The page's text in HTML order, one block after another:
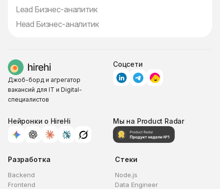
Lead Бизнес-аналитик
Head Бизнес-аналитик
Джоб-борд и агрегатор
вакансий для IT и Digital-
специалистов
Соцсети
Нейронки о HireHi Мы на Product Radar
Разработка
Backend
Frontend
Стеки
Node.js
Data Engineer